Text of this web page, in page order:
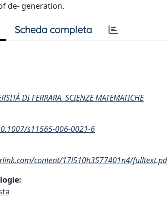
de- generation.
Scheda completa
DI FERRARA. SCIENZE MATEMATICHE
s11565-006-0021-6
content/17l510h3577401n4/